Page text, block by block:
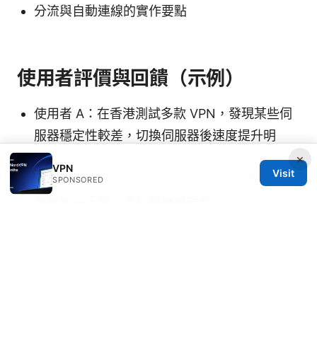
分流與自動連線的實作要點
使用者評價與回饋（示例）
使用者 A：在香港測試多款 VPN，發現某些伺
服器穩定性較差，切換伺服器後速度提升明
顯。
使用者 B：啟用 Kill Switch 後，工作時段斷線
×
VPN
SPONSORED
Visit